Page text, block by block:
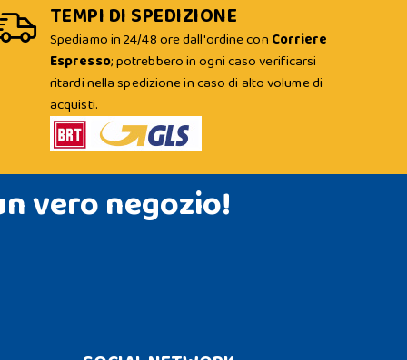
TEMPI DI SPEDIZIONE
Spediamo in 24/48 ore dall'ordine con Corriere
Espresso; potrebbero in ogni caso verificarsi
ritardi nella spedizione in caso di alto volume di
acquisti.
vero negozio!